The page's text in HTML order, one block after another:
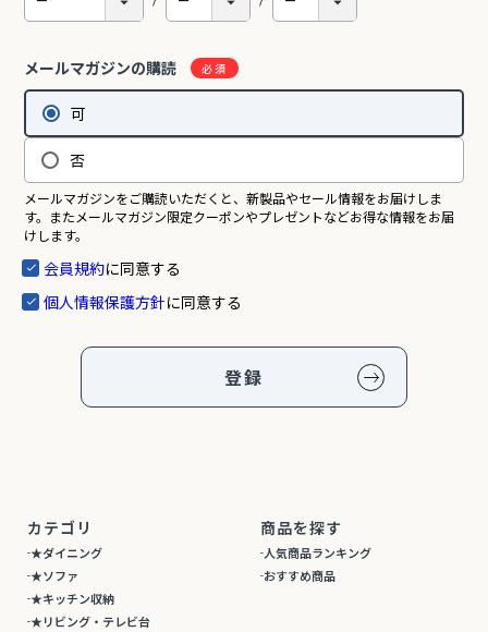
メールマガジンの購読
可
否
メールマガジンをご購読いただくと、新製品やセール情報をお届けしま
す。またメールマガジン限定クーポンやプレゼントなどお得な情報をお届
けします。
会員規約に同意する
個人情報保護方針に同意する
登録
カテゴリ
★ダイニング
★ソファ
★キッチン収納
★リビング・テレビ台
商品を探す
人気商品ランキング
おすすめ商品